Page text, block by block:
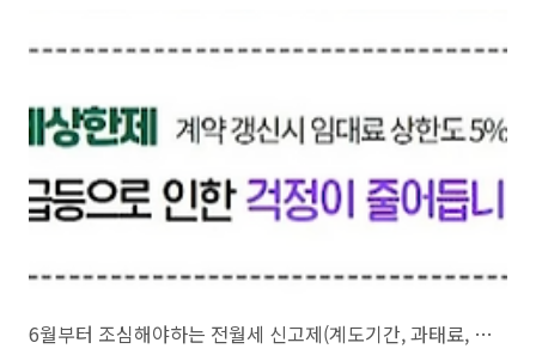
득세 신고 및 납부를 진행해야 합니다. 신고 대상자 사업소득이 있는 경
금 연간 합이 1200만원 초과하는 경우 사업소득/근로소득 함께 있는 경..
6월부터 조심해야하는 전월세 신고제(계도기간, 과태료, 신고기간)